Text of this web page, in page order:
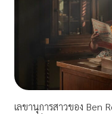
เลขานุการสาวของ Ben